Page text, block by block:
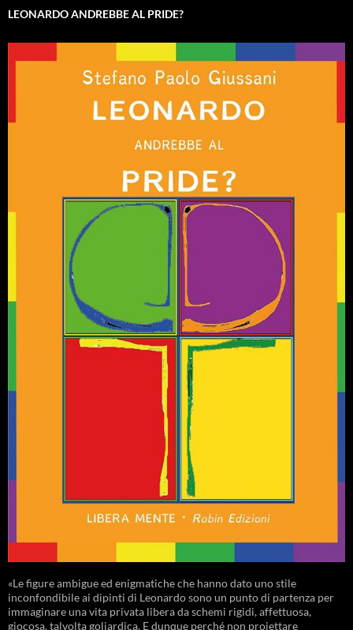
LEONARDO ANDREBBE AL PRIDE?
«Le figure ambigue ed enigmatiche che hanno dato uno stile
inconfondibile ai dipinti di Leonardo sono un punto di partenza per
immaginare una vita privata libera da schemi rigidi, affettuosa,
giocosa, talvolta goliardica. E dunque perché non proiettare